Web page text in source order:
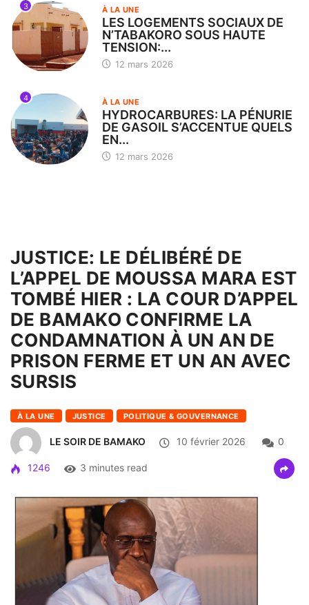
3 À LA UNE
LES LOGEMENTS SOCIAUX DE
N’TABAKORO SOUS HAUTE
TENSION:...
12 mars 2026
4 À LA UNE
HYDROCARBURES: LA PÉNURIE
DE GASOIL S’ACCENTUE QUELS
EN...
12 mars 2026
JUSTICE: LE DÉLIBÉRÉ DE
L’APPEL DE MOUSSA MARA EST
TOMBÉ HIER : LA COUR D’APPEL
DE BAMAKO CONFIRME LA
CONDAMNATION À UN AN DE
PRISON FERME ET UN AN AVEC
SURSIS
À LA UNE JUSTICE POLITIQUE & GOUVERNANCE
LE SOIR DE BAMAKO 10 février 2026 0
1246 3 minutes read